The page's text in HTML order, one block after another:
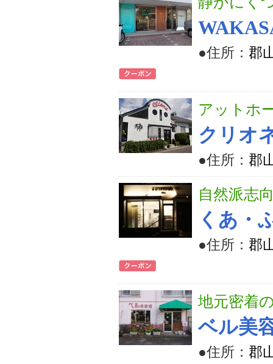
●住所： 郡
アットホ
クリオ
●住所： 郡
自然派志
くあ・
●住所： 郡
地元密着
ベル美
●住所： 郡